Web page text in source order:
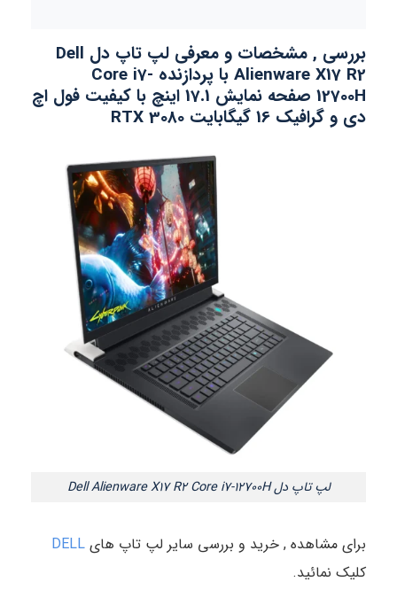
بررسی , مشخصات و معرفی لپ تاپ دل Dell
Alienware X17 R2 با پردازنده Core i7-
12700H
صفحه نمایش 17.1 اینچ با کیفیت فول اچ
دی و گرافیک 16 گیگابایت RTX 3080
لپ تاپ دل Dell Alienware X17 R2 Core i7-12700H
برای مشاهده , خرید و بررسی سایر لپ تاپ های DELL
کلیک نمائید.